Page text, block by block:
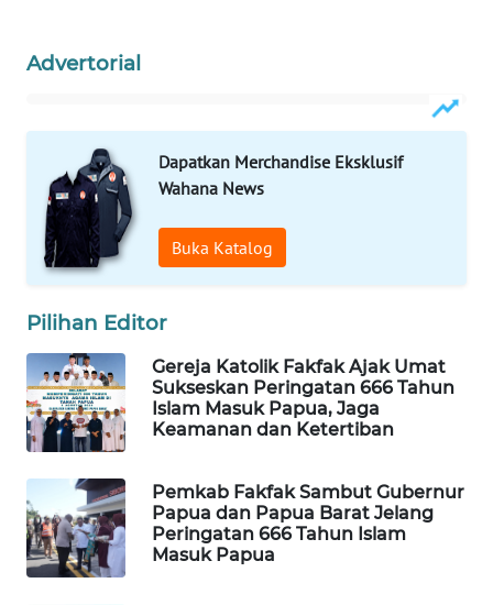
Advertorial
Dapatkan Merchandise Eksklusif
Wahana News
Buka Katalog
Pilihan Editor
Gereja Katolik Fakfak Ajak Umat
Sukseskan Peringatan 666 Tahun
Islam Masuk Papua, Jaga
Keamanan dan Ketertiban
Pemkab Fakfak Sambut Gubernur
Papua dan Papua Barat Jelang
Peringatan 666 Tahun Islam
Masuk Papua
WAHANA
KONSUMEN
WAHANA
LISTRIK
WAHANA
TRAVEL
TV
WAHANANEWS
ID
WAHANANEWS
CO ID
WAHANANEWS
NET